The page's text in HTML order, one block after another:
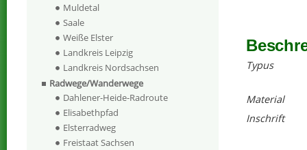
Typus
Material
Inschrift
Muldetal
Saale
Weiße Elster
Landkreis Leipzig
Landkreis Nordsachsen
Radwege/Wanderwege
Dahlener-Heide-Radroute
Elisabethpfad
Elsterradweg
Freistaat Sachsen